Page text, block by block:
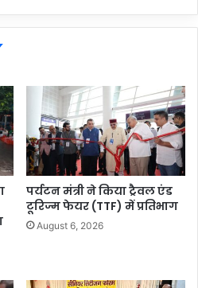
पर्यटन मंत्री ने किया ट्रैवल एंड
टूरिज्म फेयर (TTF) में प्रतिभाग
August 6, 2026